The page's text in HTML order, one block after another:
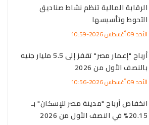
الرقابة المالية تنظم نشاط صناديق
التحوط وتأسيسها
الأحد 09 أغسطس 2026-10:59
أرباح "إعمار مصر" تقفز إلى 5.5 مليار جنيه
بالنصف الأول من 2026
الأحد 09 أغسطس 2026-10:56
انخفاض أرباح "مدينة مصر للإسكان" بـ
20.15% في النصف الأول من 2026